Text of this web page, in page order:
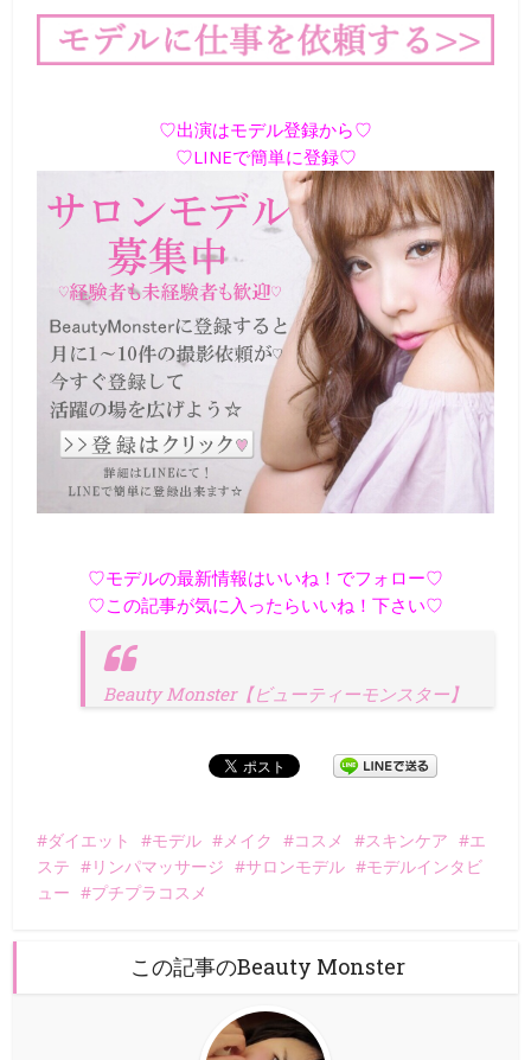
♡出演はモデル登録から♡
♡LINEで簡単に登録♡
♡モデルの最新情報はいいね！でフォロー♡
♡この記事が気に入ったらいいね！下さい♡
Beauty Monster【ビューティーモンスター】
ダイエット モデル メイク コスメ スキンケア
エ
ステ
リンパマッサージ サロンモデル
モデルインタビ
ュー
プチプラコスメ
この記事のBeauty Monster